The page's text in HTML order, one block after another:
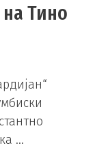
Тино
…